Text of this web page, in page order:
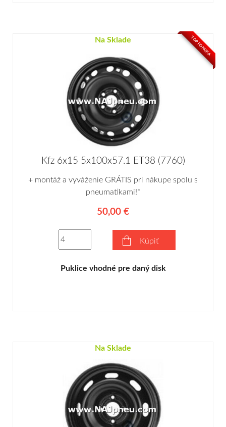
Na Sklade TOP PONUKA
Kfz 6x15 5x100x57.1 ET38 (7760)
+ montáž a vyváženie GRÁTIS pri nákupe spolu s
pneumatikami!*
50,00 €
Kúpiť
Puklice vhodné pre daný disk
Na Sklade